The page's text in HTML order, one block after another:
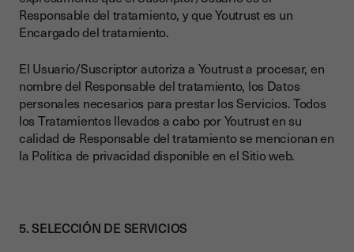
Responsable del tratamiento, y que Youtrust es un
Encargado del tratamiento.
El Usuario/Suscriptor autoriza a Youtrust a procesar, en
nombre del Responsable del tratamiento, los Datos
personales necesarios para prestar los Servicios. Todos
los Tratamientos llevados a cabo por Youtrust en su
calidad de Responsable del tratamiento se mencionan en
la Política de privacidad disponible en el Sitio web.
5. SELECCIÓN DE SERVICIOS